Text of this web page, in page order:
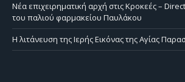
Νέα επιχειρηματική αρχή στις Κροκεές –
του παλιού φαρμακείου Παυλάκου
Η λιτάνευση της Ιερής Εικόνας της Αγίας